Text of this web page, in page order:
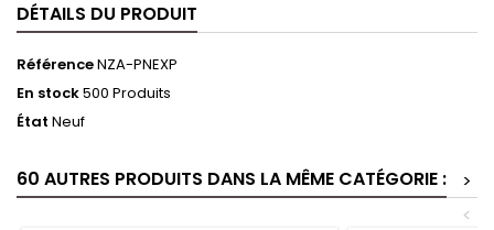
DÉTAILS DU PRODUIT
RéférenceNZA-PNEXP
En stock500 Produits
État Neuf
60 AUTRES PRODUITS DANS LA MÊME CATÉGORIE :
>
<